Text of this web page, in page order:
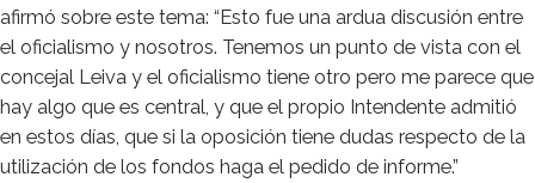
afirmó sobre este tema: “Esto fue una ardua discusión entre
el oficialismo y nosotros. Tenemos un punto de vista con el
concejal Leiva y el oficialismo tiene otro pero me parece que
hay algo que es central, y que el propio Intendente admitió
en estos días, que si la oposición tiene dudas respecto de la
utilización de los fondos haga el pedido de informe.”